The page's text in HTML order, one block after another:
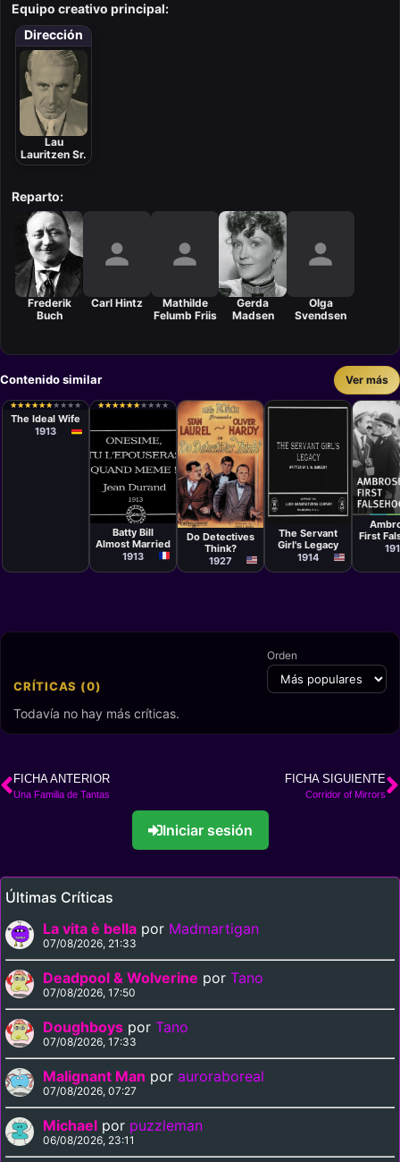
Equipo creativo principal:
Dirección
Lau
Lauritzen Sr.
Reparto:
Frederik
Buch
Carl Hintz
Mathilde
Felumb Friis
Gerda
Madsen
Olga
Svendsen
Contenido similar Ver más
★
★★
★★
★★
★★
★★
★★
★ ★
★ ★
★ ★
★
Hanns Heinz
Ewers
The Ideal Wife
1913
★
★★
★★
★★
★★
★★
★★
★ ★
★ ★
★ ★
★
Cortometraje
Jean Durand
Batty Bill
Almost Married
1913
Cortometraje
Fred Guiol
Do Detectives
Think?
1927
Cortometraje
Arthur
Hotaling
The Servant
Girl's Legacy
1914
F.
Jones
First
CRÍTICAS (0)
Orden
Todavía no hay más críticas.
FICHA ANTERIOR
Una Familia de Tantas
FICHA SIGUIENTE
Corridor of Mirrors
Iniciar sesión
Últimas Críticas
La vita è bella por Madmartigan
07/08/2026, 21:33
Deadpool & Wolverine por Tano
07/08/2026, 17:50
Doughboys por Tano
07/08/2026, 17:33
Malignant Man por auroraboreal
07/08/2026, 07:27
Michael por puzzleman
06/08/2026, 23:11